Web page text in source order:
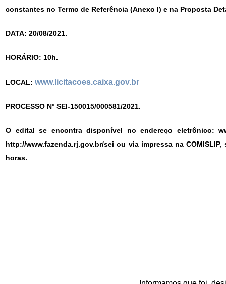
constantes no Termo de Referência (Anexo I) e na Proposta
DATA: 20/08/2021.
HORÁRIO: 10h.
LOCAL: www.licitacoes.caixa.gov.br
PROCESSO Nº SEI-150015/000581/2021.
O edital se encontra disponível no endereço eletrônico:
http://www.fazenda.rj.gov.br/sei ou via impressa na
horas.